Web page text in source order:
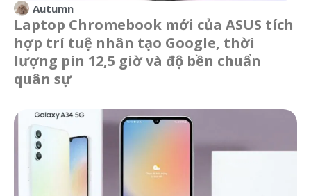
Autumn
Laptop Chromebook mới của ASUS tích
hợp trí tuệ nhân tạo Google, thời
lượng pin 12,5 giờ và độ bền chuẩn
quân sự